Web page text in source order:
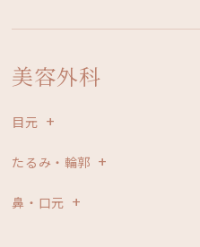
美容外科
目元
たるみ・輪郭
鼻・口元